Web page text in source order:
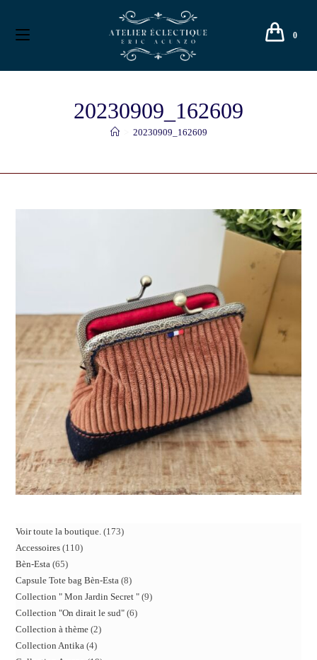
0
20230909_162609
20230909_162609
Voir toute la boutique. 173
Accessoires 110
Bèn-Esta 65
Capsule Tote bag Bèn-Esta 8
Collection " Mon Jardin Secret " 9
Collection "On dirait le sud" 6
Collection à thème 2
Collection Antika 4